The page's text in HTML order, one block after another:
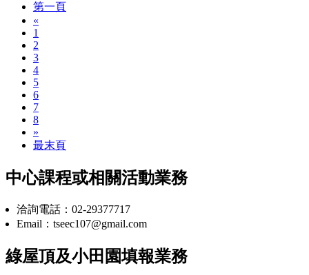
第一頁
«
1
2
3
4
5
6
7
8
»
最末頁
中心課程或相關活動業務
洽詢電話：02-29377717
Email：tseec107@gmail.com
綠屋頂及小田園填報業務